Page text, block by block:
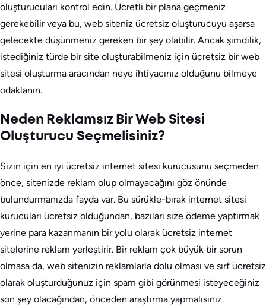
oluşturucuları kontrol edin. Ücretli bir plana geçmeniz
gerekebilir veya bu, web siteniz ücretsiz oluşturucuyu aşarsa
gelecekte düşünmeniz gereken bir şey olabilir. Ancak şimdilik,
istediğiniz türde bir site oluşturabilmeniz için ücretsiz bir web
sitesi oluşturma aracından neye ihtiyacınız olduğunu bilmeye
odaklanın.
Neden Reklamsız Bir Web Sitesi
Oluşturucu Seçmelisiniz?
Sizin için en iyi ücretsiz internet sitesi kurucusunu seçmeden
önce, sitenizde reklam olup olmayacağını göz önünde
bulundurmanızda fayda var. Bu sürükle-bırak internet sitesi
kurucuları ücretsiz olduğundan, bazıları size ödeme yaptırmak
yerine para kazanmanın bir yolu olarak ücretsiz internet
sitelerine reklam yerleştirir. Bir reklam çok büyük bir sorun
olmasa da, web sitenizin reklamlarla dolu olması ve sırf ücretsiz
olarak oluşturduğunuz için spam gibi görünmesi isteyeceğiniz
son şey olacağından, önceden araştırma yapmalısınız.